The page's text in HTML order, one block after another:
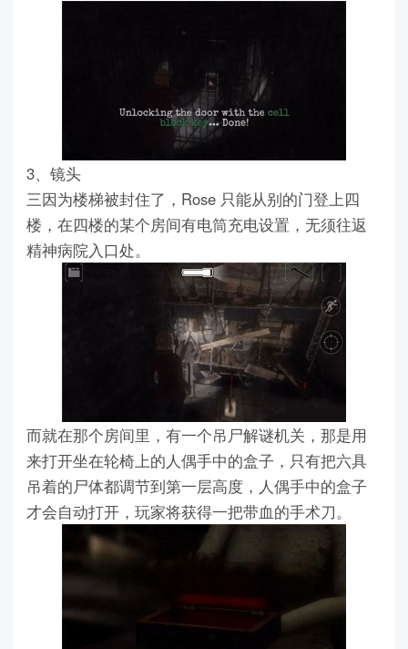
3、镜头
三因为楼梯被封住了，Rose 只能从别的门登上四
楼，在四楼的某个房间有电筒充电设置，无须往返
精神病院入口处。
而就在那个房间里，有一个吊尸解谜机关，那是用
来打开坐在轮椅上的人偶手中的盒子，只有把六具
吊着的尸体都调节到第一层高度，人偶手中的盒子
才会自动打开，玩家将获得一把带血的手术刀。